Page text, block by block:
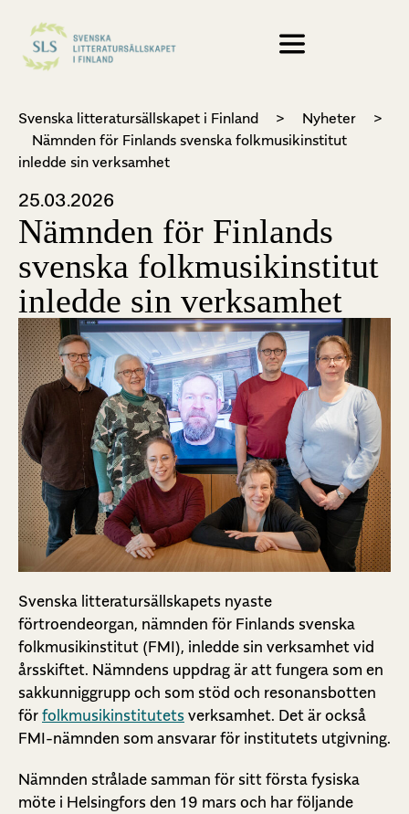
Svenska litteratursällskapet i Finland > Nyheter
>
Nämnden för Finlands svenska folkmusikinstitut
inledde sin verksamhet
25.03.2026
Nämnden för Finlands
svenska folkmusikinstitut
inledde sin verksamhet
Svenska litteratursällskapets nyaste
förtroendeorgan, nämnden för Finlands svenska
folkmusikinstitut (FMI), inledde sin verksamhet vid
årsskiftet. Nämndens uppdrag är att fungera som en
sakkunniggrupp och som stöd och resonansbotten
för folkmusikinstitutets verksamhet. Det är också
FMI-nämnden som ansvarar för institutets utgivning.
Nämnden strålade samman för sitt första fysiska
möte i Helsingfors den 19 mars och har följande